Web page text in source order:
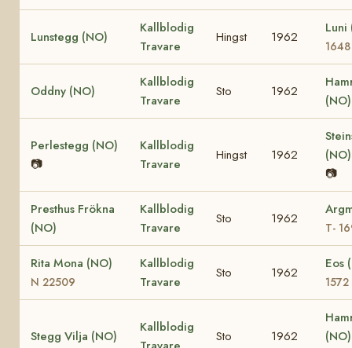
Lunstegg (NO)
Kallblodig
Travare
Hingst 1962
1648
Oddny (NO)
Kallblodig
Travare
Sto 1962
Perlestegg (NO)
📷
Kallblodig
Travare
Hingst 1962
📷
Presthus Frökna
(NO)
Kallblodig
Travare
Sto 1962
T-
Rita Mona (NO)
N 22509
Kallblodig
Travare
Sto 1962
Eos
1572
Stegg Vilja (NO)
Kallblodig
Sto 1962